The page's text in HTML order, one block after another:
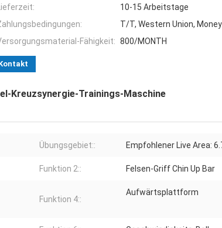
10-15 Arbeitstage
T/T, Western Union,
Fähigkeit: 800/MONTH
Kreuzsynergie-Trainings-Maschine
Übungsgebiet:: Empfohlener Live Area:
Funktion 2:: Felsen-Griff Chin Up Bar
Funktion 4::
Aufwärtsplattform